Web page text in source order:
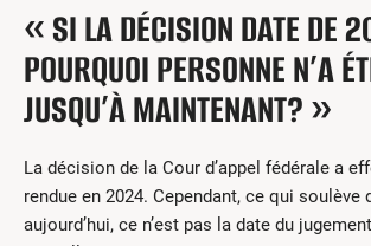
« SI LA DÉCISION DATE DE
POURQUOI PERSONNE N’A
JUSQU’À MAINTENANT? »
La décision de la Cour d’appel fédérale a
rendue en 2024. Cependant, ce qui soulève
aujourd’hui, ce n’est pas la date du